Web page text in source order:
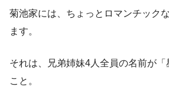
菊池家には、ちょっとロマンチック
ます。
それは、兄弟姉妹4人全員の名前が「
こと。